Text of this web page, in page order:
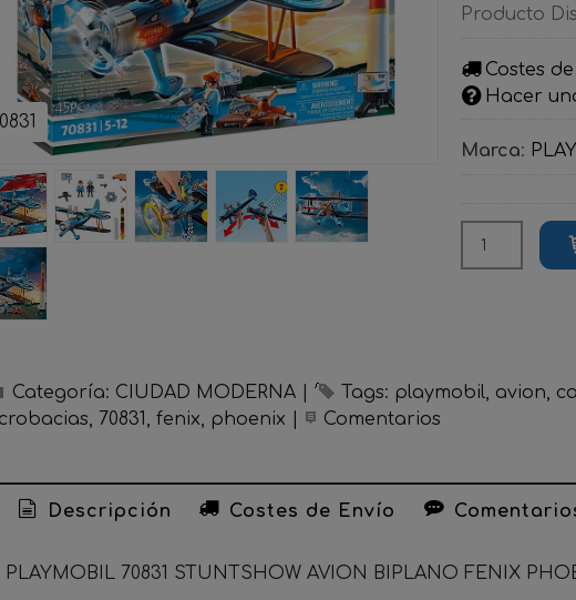
Producto
Costes
Hacer
Marca:
Categoría: CIUDAD MODERNA Tags: playmobil avion
70831 fenix phoenix Comentarios
Descripción Costes de Envío
PLAYMOBIL 70831 STUNTSHOW AVION BIPLANO FENIX